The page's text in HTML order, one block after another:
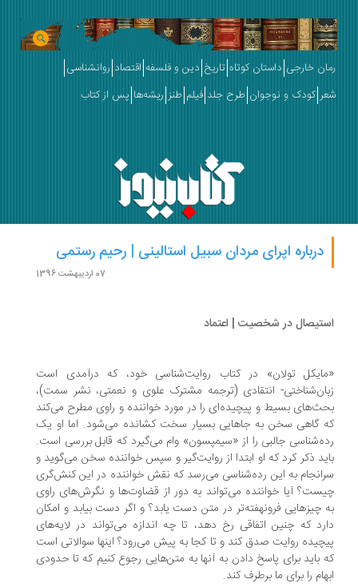
خارجی داستان کوتاه تاریخ دین و فلسفه اقتصاد روانشناسی
کودک و نوجوان طرح جلد فیلم طنز ریشه‌ها پس از کتاب
درباره اپرای مردان سبیل استالینی | رحیم رستمی
در شخصیت | اعتماد
تولان» در کتاب روایت‌شناسی خود، که درآمدی است
انتقادی (ترجمه مشترک علوی و نعمتی، نشر سمت)،
بسیط و پیچیده‌ای را در مورد خواننده و راوی مطرح می‌کند
گاهی سخن به جاهایی بسیار سخت کشانده می‌شود. اما او یک
جالبی را از «سیمپسون» وام می‌گیرد که قابل بررسی است.
ذکر کرد که او ابتدا از روایت‌گیر و سپس خواننده سخن می‌گوید و
به این رده‌شناسی می‌رسد که نقش خواننده در این کنش‌گری
آیا خواننده می‌تواند به دور از قضاوت‌ها و نگرش‌های راوی
چیزهایی فرونهفته‌تر در متن دست یابد؟ و اگر دست بیابد و امکان
که چنین اتفاقی رخ دهد، تا چه اندازه می‌تواند در لایه‌های
روایت صدق کند و تا کجا به پیش می‌رود؟ اینها سوالاتی است
باید برای پاسخ دادن به آنها به متن‌هایی رجوع کنیم که تا حدودی
را برای ما برطرف کند.